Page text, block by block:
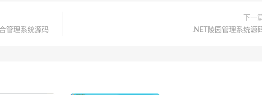
管理系统源码
下一
.NET陵园管理系统源